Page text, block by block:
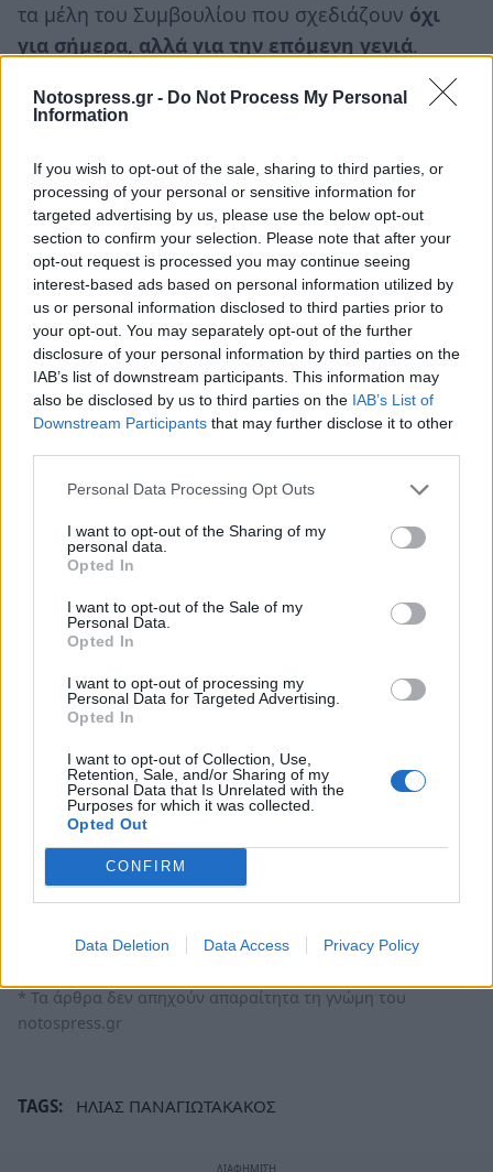
Notospress.gr - Do Not Process My Personal
Information
If you wish to opt-out of the sale, sharing to third parties, or
processing of your personal or sensitive information for
targeted advertising by us, please use the below opt-out
section to confirm your selection. Please note that after your
opt-out request is processed you may continue seeing
interest-based ads based on personal information utilized by
us or personal information disclosed to third parties prior to
your opt-out. You may separately opt-out of the further
disclosure of your personal information by third parties on the
IAB’s list of downstream participants. This information may
also be disclosed by us to third parties on the IAB’s List of
Downstream Participants that may further disclose it to other
Personal Data Processing Opt Outs
I want to opt-out of the Sharing of my
personal data.
Opted In
I want to opt-out of the Sale of my
Personal Data.
Opted In
I want to opt-out of processing my
Personal Data for Targeted Advertising.
Opted In
I want to opt-out of Collection, Use,
Retention, Sale, and/or Sharing of my
Personal Data that Is Unrelated with the
Purposes for which it was collected.
Opted Out
CONFIRM
Data Deletion Data Access Privacy Policy
τα μέλη του Συμβουλίου που σχεδιάζουν όχι
για σήμερα, αλλά για την επόμενη γενιά.
Το μέλλον είναι εδώ. Και ηχεί..,Δυνατά…
Καθαρά…Μελωδικά.
Όπως μόνο ηΦιλαρμονική Κροκεών
ξέρει να
το κάνει.
Γιατί ότανμια κοινωνία μαθαίνει να παίζει
μαζί,δεν φοβάται τίποτα.
100 χρόνια Φιλαρμονική Κροκεών.
Το μέλλον είναι μουσική. Και είμαστε όλοι
μέρος της.
Πίσω από κάθε πρόβα, κάθε συναυλία, κάθε
εκδήλωση, υπάρχει έναδυναμικό και
του Εθελοντισμού και της προσφοράς.
Επενδύουνσε ψυχές, σε νότες, σε συλλογική
μνήμη. Με μεράκι, σχέδιο και πίστη, ανοίγουν
δρόμους, χτίζουν συμμαχίες, προγραμματίζουν
και φλόγα.
Γιατί η Φιλαρμονική Κροκεών δεν τελείωσε στα
Μόλις τώρα αρχίζει να παίζει το πιο σπουδαίο
της έργο για το μέλλον.
Ακολουθήστε τοnotospress.gr
* Τα άρθρα δεν απηχούν απαραίτητα τη γνώμη του
notospress.gr
TAGS: ΗΛΙΑΣ ΠΑΝΑΓΙΩΤΑΚΑΚΟΣ